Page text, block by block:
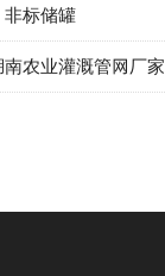
非标储罐
南农业灌溉管网厂家